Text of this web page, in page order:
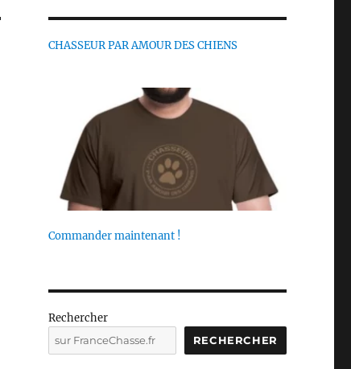
CHASSEUR PAR AMOUR DES CHIENS
Commander maintenant !
Rechercher
RECHERCHER